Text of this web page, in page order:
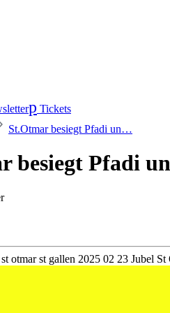
Tickets
St.Otmar besiegt Pfadi un…
besiegt Pfadi